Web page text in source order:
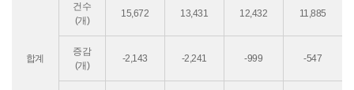
합계
건수
(개)
15,672 13,431 12,432 11,885
증감
(개)
-2,143 -2,241 -999 -547